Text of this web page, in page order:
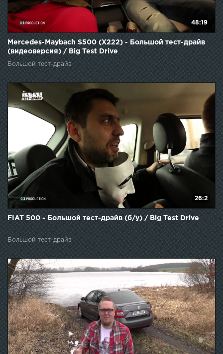
48:19
Mercedes-Maybach S500 (X222) - Большой тест-драйв
(видеоверсия) / Big Test Drive
Большой тест-драйв
26:2
FIAT 500 - Большой тест-драйв (б/у) / Big Test Drive
Большой тест-драйв